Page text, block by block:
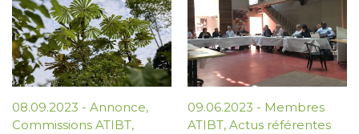
08.09.2023 - Annonce,
Commissions ATIBT,
09.06.2023 - Membres
ATIBT, Actus référentes